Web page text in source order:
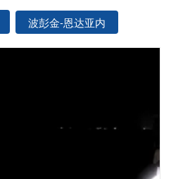
波彭金-恩达亚内